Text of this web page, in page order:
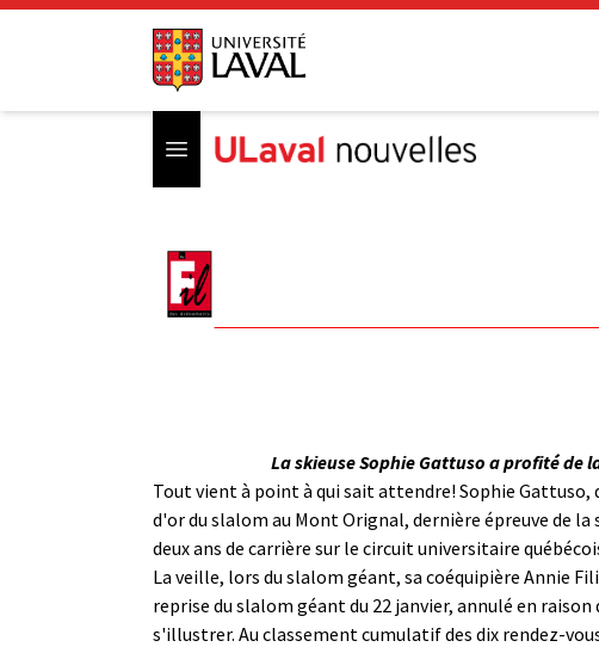
Open menu
La skieuse Sophie Gattuso a profité de
Tout vient à point à qui sait attendre! Sophie Gattuso,
d'or du slalom au Mont Orignal, dernière épreuve de la
deux ans de carrière sur le circuit universitaire
La veille, lors du slalom géant, sa coéquipière Annie
reprise du slalom géant du 22 janvier, annulé en
s'illustrer. Au classement cumulatif des dix rendez-